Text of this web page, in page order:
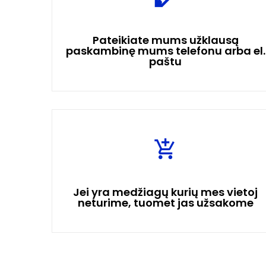
Pateikiate mums užklausą
paskambinę mums telefonu arba el.
paštu
Jei yra medžiagų kurių mes vietoj
neturime, tuomet jas užsakome